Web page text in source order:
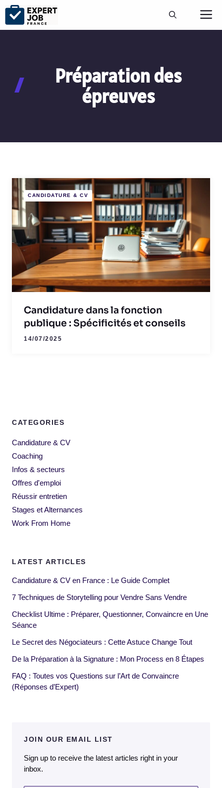
Aller
contenu
Préparation des
épreuves
CANDIDATURE & CV
Candidature dans la fonction
publique : Spécificités et conseils
14/07/2025
CATEGORIES
Candidature & CV
Coaching
Infos & secteurs
Offres d'emploi
Réussir entretien
Stages et Alternances
Work From Home
LATEST ARTICLES
Candidature & CV en France : Le Guide Complet
7 Techniques de Storytelling pour Vendre Sans Vendre
Checklist Ultime : Préparer, Questionner, Convaincre en Une
Séance
Le Secret des Négociateurs : Cette Astuce Change Tout
De la Préparation à la Signature : Mon Process en 8 Étapes
FAQ : Toutes vos Questions sur l’Art de Convaincre
(Réponses d’Expert)
JOIN OUR EMAIL LIST
Sign up to receive the latest articles right in your
inbox.